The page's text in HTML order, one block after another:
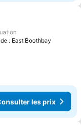
favoris
: East Boothbay
les prix